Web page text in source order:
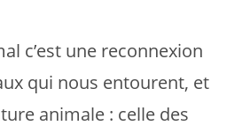
c’est une reconnexion
qui nous entourent, et
animale : celle des